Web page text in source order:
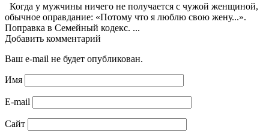
Когда у мужчины ничего не получается с чужой женщиной,
обычное оправдание: «Потому что я люблю свою жену...».
Поправка в Семейный кодекс. ...
Добавить комментарий
Ваш e-mail не будет опубликован.
Имя
E-mail
Сайт